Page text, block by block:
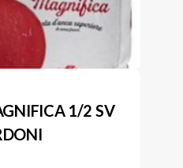
1/2 SV